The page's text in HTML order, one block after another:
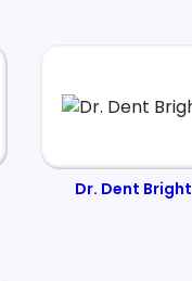
Dr. Dent Bright